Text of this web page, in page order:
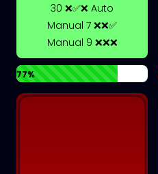
30 ❌✅❌ Auto
Manual 7 ❌❌✅
Manual 9 ❌❌❌
77%